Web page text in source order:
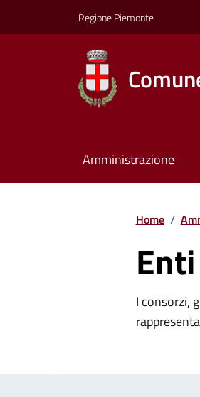
Regione Piemonte
Amministrazione
Home /
I consorzi,